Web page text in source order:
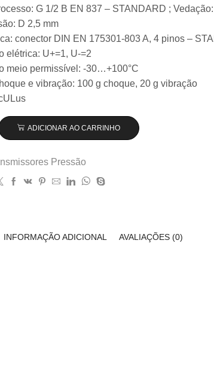
G 1/2 B EN 837 – STANDARD ;
D 2,5 mm
conector DIN EN 175301-803 A, 4 pinos –
elétrica: U+=1, U-=2
meio permissível: -30…+100°C
e vibração: 100 g choque, 20 g vibração
ADICIONAR AO CARRINHO
Pressão
INFORMAÇÃO ADICIONAL AVALIAÇÕES (0)